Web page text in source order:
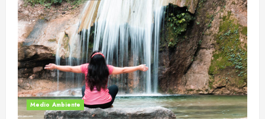
Medio Ambiente